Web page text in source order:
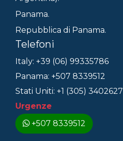
Panama.
Repubblica di Panama.
Telefoni
Italy: +39 (06) 99335786
Panama: +507 8339512
Stati Uniti: +1 (305) 3402627
Urgenze
+507 8339512